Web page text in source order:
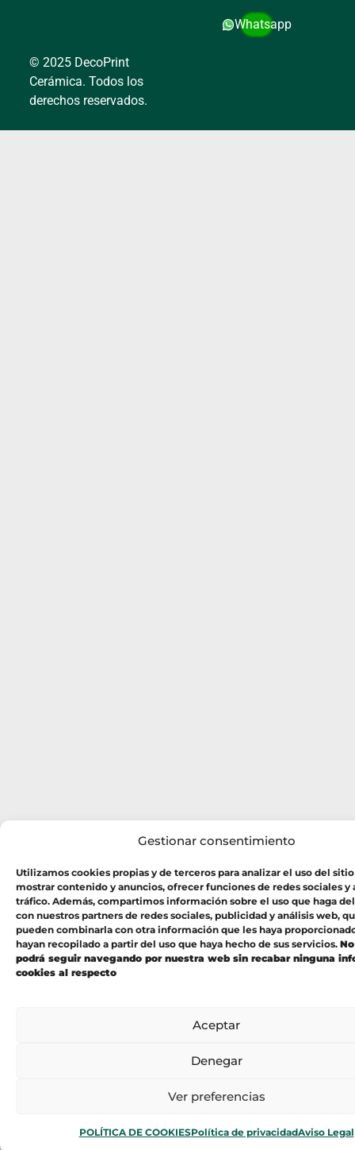
Gestionar consentimiento
Utilizamos cookies propias y de terceros para analizar el uso del
mostrar contenido y anuncios, ofrecer funciones de redes sociales y
tráfico. Además, compartimos información sobre el uso que haga
con nuestros partners de redes sociales, publicidad y análisis web,
pueden combinarla con otra información que les haya
hayan recopilado a partir del uso que haya hecho de sus servicios.
podrá seguir navegando por nuestra web sin recabar ninguna
cookies al respecto
Aceptar
Denegar
Ver preferencias
POLÍTICA DE COOKIESPolítica de privacidadAviso Legal
Whatsapp
© 2025 DecoPrint
Cerámica. Todos los
derechos reservados.